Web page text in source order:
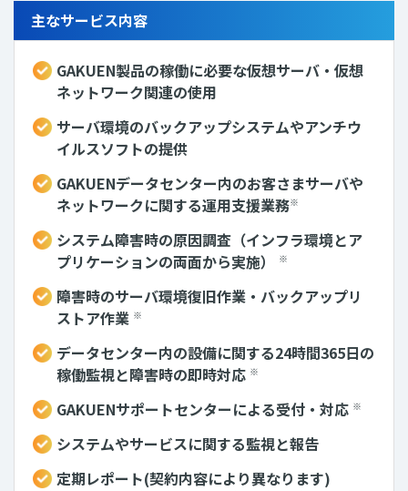
主なサービス内容
GAKUEN製品の稼働に必要な仮想サーバ・仮想
ネットワーク関連の使用
サーバ環境のバックアップシステムやアンチウ
イルスソフトの提供
GAKUENデータセンター内のお客さまサーバや
ネットワークに関する運⽤⽀援業務※
システム障害時の原因調査（インフラ環境とア
プリケーションの両⾯から実施）
※
障害時のサーバ環境復旧作業・バックアップリ
ストア作業 ※
データセンター内の設備に関する24時間365⽇の
稼働監視と障害時の即時対応 ※
GAKUENサポートセンターによる受付・対応 ※
システムやサービスに関する監視と報告
定期レポート(契約内容により異なります)